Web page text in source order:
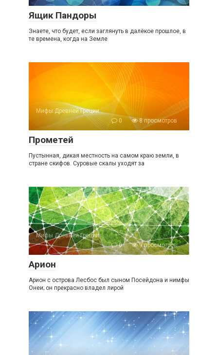
Ящик Пандоры
Знаете, что будет, если заглянуть в далёкое прошлое, в
те времена, когда на Земле
Мифы Древней Греции
0
8 просмотров
Прометей
Пустынная, дикая местность на самом краю земли, в
стране скифов. Суровые скалы уходят за
Мифы Древней Греции
0
9 просмотров
Арион
Арион с острова Лесбос был сыном Посейдона и нимфы
Онеи; он прекрасно владел лирой